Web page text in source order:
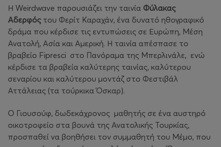
Η Weirdwave παρουσιάζει την ταινία Φύλακας
Αδερφός του Φερίτ Καραχάν, ένα δυνατό ηθογραφικό
δράμα που κέρδισε τις εντυπώσεις σε Ευρώπη, Μέση
Ανατολή, Ασία και Αμερική. Η ταινία απέσπασε το
βραβείο Fipresci στο Πανόραμα της Μπερλινάλε, ενώ
κέρδισε τα βραβεία καλύτερης ταινίας, καλύτερου
σεναρίου και καλύτερου μοντάζ στο Φεστιβάλ
Αττάλειας (τα τούρκικα Όσκαρ).
Ο Γιουσούφ, δωδεκάχρονος μαθητής σε ένα αυστηρό
οικοτροφείο στα βουνά της Ανατολικής Τουρκίας,
προσπαθεί να βοηθήσει τον συμμαθητή του Μέμο, που